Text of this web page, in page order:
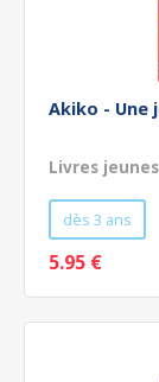
Akiko - Une
Livres
dès 3 ans
5.95 €